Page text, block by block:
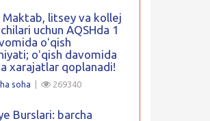
Maktab, litsey va kollej
uchun AQSHda 1
oʻqish
oʻqish davomida
xarajatlar qoplanadi!
soha 269340
Burslari: barcha